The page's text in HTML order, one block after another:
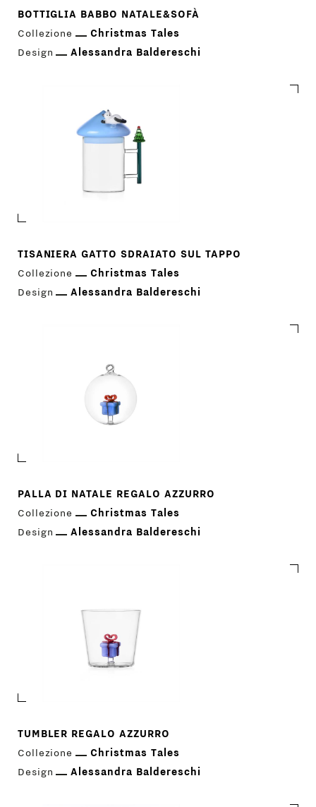
BOTTIGLIA BABBO NATALE&SOFÀ
Collezione
Christmas Tales
Design
Alessandra Baldereschi
TISANIERA GATTO SDRAIATO SUL TAPPO
Collezione
Christmas Tales
Design
Alessandra Baldereschi
PALLA DI NATALE REGALO AZZURRO
Collezione
Christmas Tales
Design
Alessandra Baldereschi
TUMBLER REGALO AZZURRO
Collezione
Christmas Tales
Design
Alessandra Baldereschi